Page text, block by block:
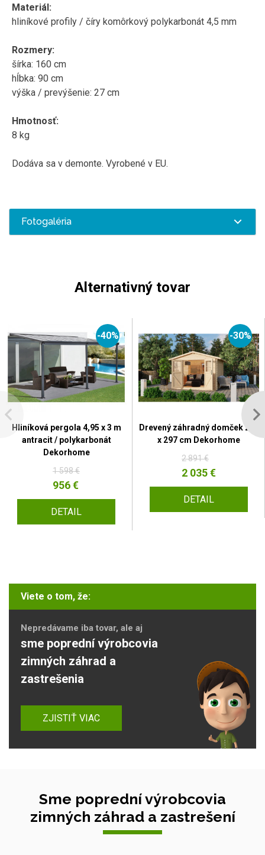
Materiál:
hliníkové profily / číry komôrkový polykarbonát 4,5 mm
Rozmery:
šírka: 160 cm
hĺbka: 90 cm
výška / prevýšenie: 27 cm
Hmotnosť:
8 kg
Dodáva sa v demonte. Vyrobené v EU.
Fotogaléria
Alternativný tovar
-40%
Hliníková pergola 4,95 x 3 m
antracit / polykarbonát
Dekorhome
1 598 €
956 €
DETAIL
-30%
Drevený záhradný domček 297
x 297 cm Dekorhome
2 891 €
2 035 €
DETAIL
Viete o tom, že:
Nepredávame iba tovar, ale aj
sme poprední výrobcovia
zimných záhrad a
zastrešenia
ZJISTIŤ VIAC
Sme poprední výrobcovia
zimných záhrad a zastrešení